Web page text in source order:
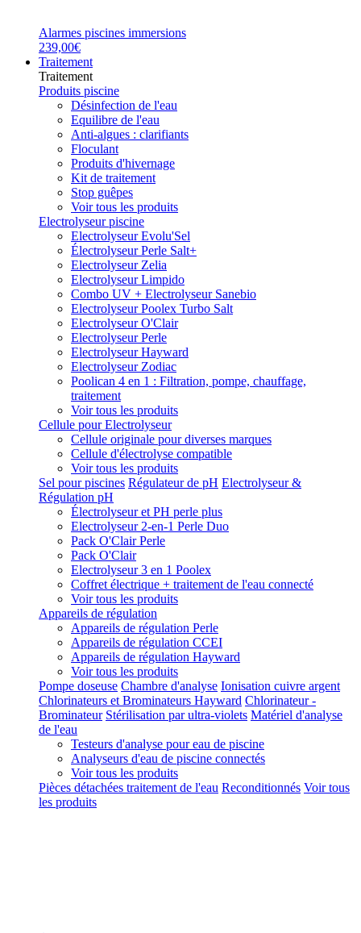
Alarmes piscines immersions
239,00€
Traitement
Traitement
Produits piscine
Désinfection de l'eau
Equilibre de l'eau
Anti-algues : clarifiants
Floculant
Produits d'hivernage
Kit de traitement
Stop guêpes
Voir tous les produits
Electrolyseur piscine
Electrolyseur Evolu'Sel
Électrolyseur Perle Salt+
Electrolyseur Zelia
Electrolyseur Limpido
Combo UV + Electrolyseur Sanebio
Electrolyseur Poolex Turbo Salt
Electrolyseur O'Clair
Electrolyseur Perle
Electrolyseur Hayward
Electrolyseur Zodiac
Poolican 4 en 1 : Filtration, pompe, chauffage,
traitement
Voir tous les produits
Cellule pour Electrolyseur
Cellule originale pour diverses marques
Cellule d'électrolyse compatible
Voir tous les produits
Sel pour piscines Régulateur de pH Electrolyseur &
Régulation pH
Électrolyseur et PH perle plus
Electrolyseur 2-en-1 Perle Duo
Pack O'Clair Perle
Pack O'Clair
Electrolyseur 3 en 1 Poolex
Coffret électrique + traitement de l'eau connecté
Voir tous les produits
Appareils de régulation
Appareils de régulation Perle
Appareils de régulation CCEI
Appareils de régulation Hayward
Voir tous les produits
Pompe doseuse Chambre d'analyse Ionisation cuivre argent
Chlorinateurs et Brominateurs Hayward Chlorinateur -
Brominateur Stérilisation par ultra-violets Matériel d'analyse
de l'eau
Testeurs d'analyse pour eau de piscine
Analyseurs d'eau de piscine connectés
Voir tous les produits
Pièces détachées traitement de l'eau Reconditionnés Voir tous
les produits